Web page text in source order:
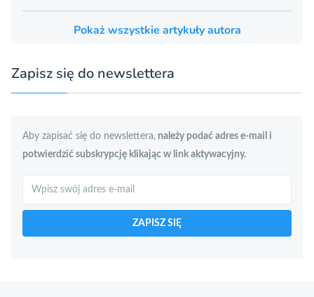
Pokaż wszystkie artykuły autora
Zapisz się do newslettera
Aby zapisać się do newslettera, należy podać adres e-mail i
potwierdzić subskrypcję klikając w link aktywacyjny.
ZAPISZ SIĘ